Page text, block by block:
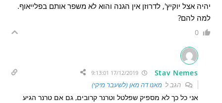
יהיה אצל יוקיץ', לדרוזן אין הגנה והוא לא משפר אותם בפלייאוף.
למה להם?
0
Stav Nemes
17/12/2019 9:13:01
הגב למאנו דה מאן (לשעבר מיקי)
אני כל כך לא מספיק שפלטל וטרנר קרובים, גם אם טרנר הגיע